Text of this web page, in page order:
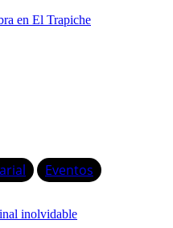
en El Trapiche
Eventos
inolvidable